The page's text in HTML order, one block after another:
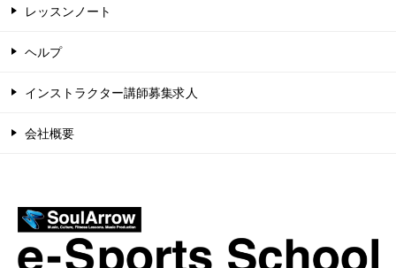
レッスンノート
ヘルプ
インストラクター講師募集求人
会社概要